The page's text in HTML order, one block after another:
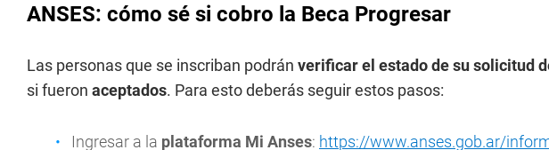
ANSES: cómo sé si cobro la Beca Progresar
Las personas que se inscriban podrán verificar el estado de su solicitud
si fueron aceptados. Para esto deberás seguir estos pasos:
Ingresar a la plataforma Mi Anses: https://www.anses.gob.ar/